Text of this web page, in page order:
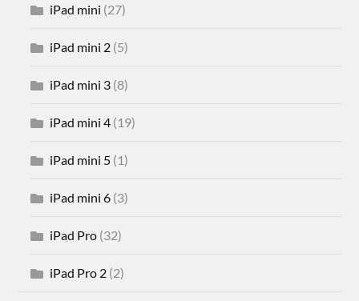
iPad mini (27)
iPad mini 2 (5)
iPad mini 3 (8)
iPad mini 4 (19)
iPad mini 5 (1)
iPad mini 6 (3)
iPad Pro (32)
iPad Pro 2 (2)